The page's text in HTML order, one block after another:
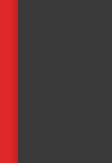
أكبر على
التواصل مع
وكافة مؤسسات
للاتصال
وتتقبل
الوطني